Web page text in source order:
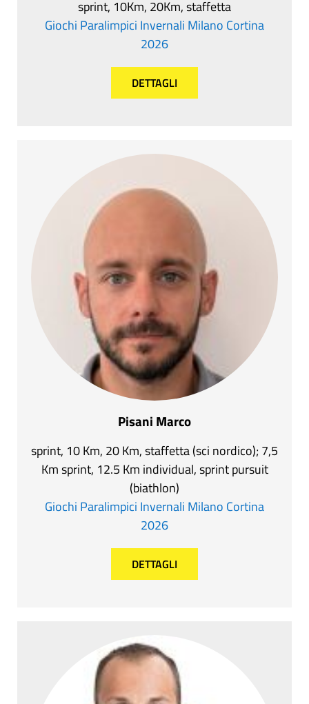
sprint, 10Km, 20Km, staffetta
Giochi Paralimpici Invernali Milano Cortina
2026
DETTAGLI
Pisani Marco
sprint, 10 Km, 20 Km, staffetta (sci nordico); 7,5
Km sprint, 12.5 Km individual, sprint pursuit
(biathlon)
Giochi Paralimpici Invernali Milano Cortina
2026
DETTAGLI